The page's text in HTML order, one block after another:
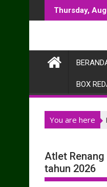
to
Thursday,
BOX
You are here
Atlet Renang
tahun 2026